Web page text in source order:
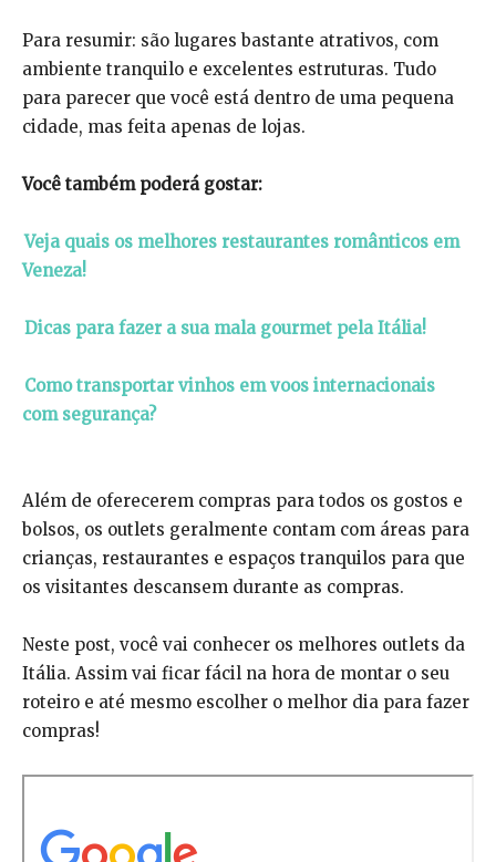
Para resumir: são lugares bastante atrativos, com
ambiente tranquilo e excelentes estruturas. Tudo
para parecer que você está dentro de uma pequena
cidade, mas feita apenas de lojas.
Você também poderá gostar:
Veja quais os melhores restaurantes românticos em
Veneza!
Dicas para fazer a sua mala gourmet pela Itália!
Como transportar vinhos em voos internacionais
com segurança?
Além de oferecerem compras para todos os gostos e
bolsos, os outlets geralmente contam com áreas para
crianças, restaurantes e espaços tranquilos para que
os visitantes descansem durante as compras.
Neste post, você vai conhecer os melhores outlets da
Itália. Assim vai ficar fácil na hora de montar o seu
roteiro e até mesmo escolher o melhor dia para fazer
compras!